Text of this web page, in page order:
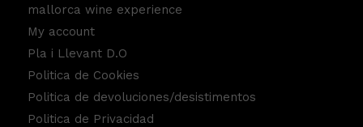
mallorca wine experience
My account
Pla i Llevant D.O
Politica de Cookies
Politica de devoluciones/desistimentos
Politica de Privacidad